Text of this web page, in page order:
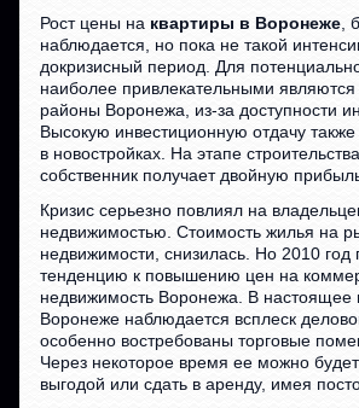
Рост цены на квартиры в Воронеже,
наблюдается, но пока не такой
докризисный период. Для
наиболее привлекательными
районы Воронежа, из-за доступности
Высокую инвестиционную отдачу
в новостройках. На этапе
собственник получает двойную
Кризис серьезно повлиял на
недвижимостью. Стоимость жилья на
недвижимости, снизилась. Но 2010 год
тенденцию к повышению цен на
недвижимость Воронежа. В настоящее
Воронеже наблюдается всплеск
особенно востребованы торговые
Через некоторое время ее можно
выгодой или сдать в аренду, имея